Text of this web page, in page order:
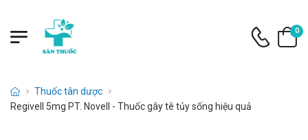
0
Thuốc tân dược
Regivell 5mg PT. Novell - Thuốc gây tê tủy sống hiệu quả